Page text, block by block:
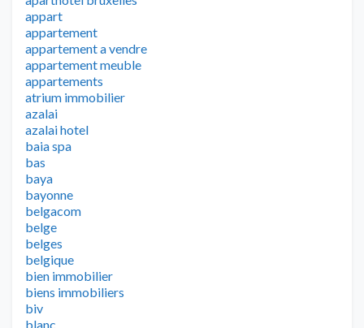
appart
appartement
appartement a vendre
appartement meuble
appartements
atrium immobilier
azalai
azalai hotel
baia spa
bas
baya
bayonne
belgacom
belge
belges
belgique
bien immobilier
biens immobiliers
biv
blanc